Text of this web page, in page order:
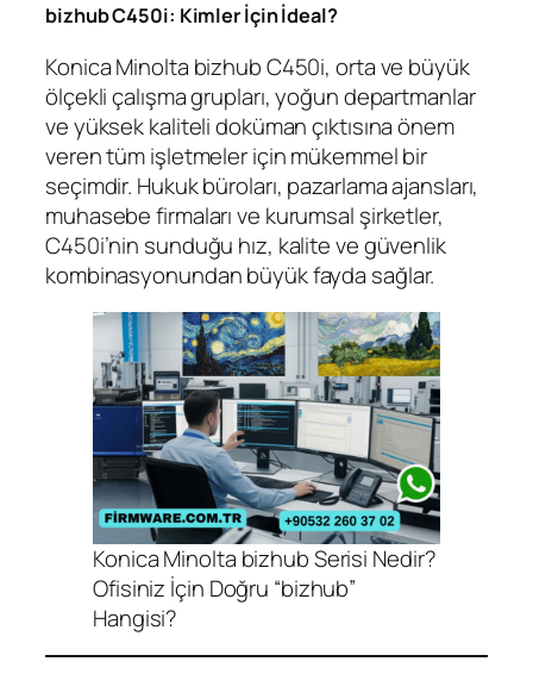
bizhub C450i: Kimler İçin İdeal?
Konica Minolta bizhub C450i, orta ve büyük
ölçekli çalışma grupları, yoğun departmanlar
ve yüksek kaliteli doküman çıktısına önem
veren tüm işletmeler için mükemmel bir
seçimdir. Hukuk büroları, pazarlama ajansları,
muhasebe firmaları ve kurumsal şirketler,
C450i’nin sunduğu hız, kalite ve güvenlik
kombinasyonundan büyük fayda sağlar.
Konica Minolta bizhub Serisi Nedir?
Ofisiniz İçin Doğru “bizhub”
Hangisi?